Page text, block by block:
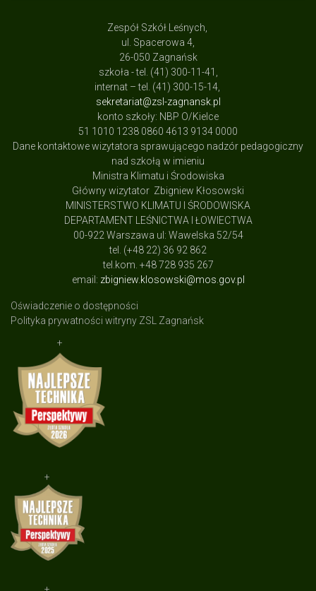
Zespół Szkół Leśnych,
ul. Spacerowa 4,
26-050 Zagnańsk
szkoła - tel. (41) 300-11-41,
internat – tel. (41) 300-15-14,
sekretariat@zsl-zagnansk.pl
konto szkoły: NBP O/Kielce
51 1010 1238 0860 4613 9134 0000
Dane kontaktowe wizytatora sprawującego nadzór pedagogiczny
nad szkołą w imieniu
Ministra Klimatu i Środowiska
Główny wizytator Zbigniew Kłosowski
MINISTERSTWO KLIMATU I ŚRODOWISKA
DEPARTAMENT LEŚNICTWA I ŁOWIECTWA
00-922 Warszawa ul: Wawelska 52/54
tel. (+48 22) 36 92 862
tel.kom. +48 728 935 267
email: zbigniew.klosowski@mos.gov.pl
Oświadczenie o dostępności
Polityka prywatności witryny ZSL Zagnańsk
+
+
+